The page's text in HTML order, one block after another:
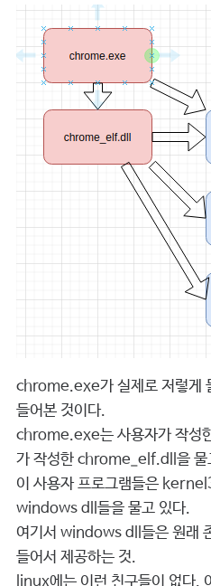
chrome.exe가 실제로 저렇게
들어본 것이다.
chrome.exe는 사용자가 작성
가 작성한 chrome_elf.dll을 물
이 사용자 프로그램들은
windows dll들을 물고 있다.
여기서 windows dll들은 원래
들어서 제공하는 것.
linux에는 이런 친구들이 없다.